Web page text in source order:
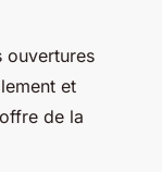
ouvertures
et
de la